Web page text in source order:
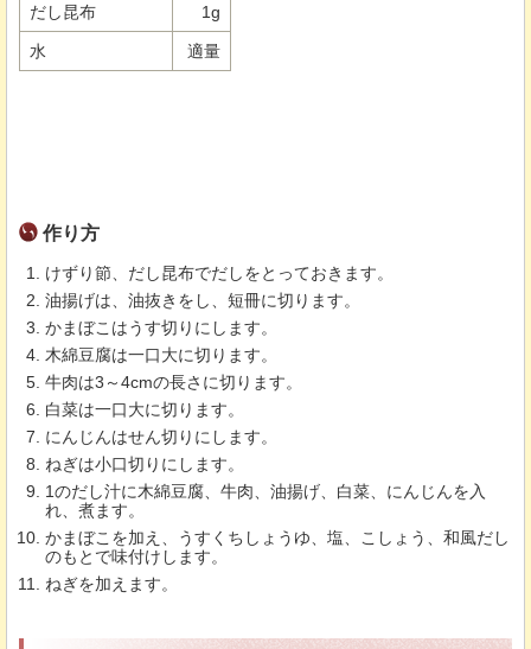
だし昆布 1g
水 適量
作り方
けずり節、だし昆布でだしをとっておきます。
油揚げは、油抜きをし、短冊に切ります。
かまぼこはうす切りにします。
木綿豆腐は一口大に切ります。
牛肉は3～4cmの長さに切ります。
白菜は一口大に切ります。
にんじんはせん切りにします。
ねぎは小口切りにします。
1のだし汁に木綿豆腐、牛肉、油揚げ、白菜、にんじんを入
れ、煮ます。
かまぼこを加え、うすくちしょうゆ、塩、こしょう、和風だし
のもとで味付けします。
ねぎを加えます。